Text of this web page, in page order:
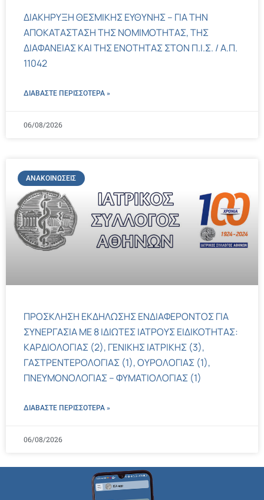
ΔΙΑΚΗΡΥΞΗ ΘΕΣΜΙΚΗΣ ΕΥΘΥΝΗΣ – ΓΙΑ ΤΗΝ
ΑΠΟΚΑΤΑΣΤΑΣΗ ΤΗΣ ΝΟΜΙΜΟΤΗΤΑΣ, ΤΗΣ
ΔΙΑΦΑΝΕΙΑΣ ΚΑΙ ΤΗΣ ΕΝΟΤΗΤΑΣ ΣΤΟΝ Π.Ι.Σ. / Α.Π.
11042
ΔΙΑΒΑΣΤΕ ΠΕΡΙΣΣΌΤΕΡΑ »
06/08/2026
ΑΝΑΚΟΙΝΏΣΕΙΣ
ΠΡΟΣΚΛΗΣΗ ΕΚΔΗΛΩΣΗΣ ΕΝΔΙΑΦΕΡΟΝΤΟΣ ΓΙΑ
ΣΥΝΕΡΓΑΣΙΑ ΜΕ 8 ΙΔΙΩΤΕΣ ΙΑΤΡΟΥΣ ΕΙΔΙΚΟΤΗΤΑΣ:
ΚΑΡΔΙΟΛΟΓΙΑΣ (2), ΓΕΝΙΚΗΣ ΙΑΤΡΙΚΗΣ (3),
ΓΑΣΤΡΕΝΤΕΡΟΛΟΓΙΑΣ (1), ΟΥΡΟΛΟΓΙΑΣ (1),
ΠΝΕΥΜΟΝΟΛΟΓΙΑΣ – ΦΥΜΑΤΙΟΛΟΓΙΑΣ (1)
ΔΙΑΒΑΣΤΕ ΠΕΡΙΣΣΌΤΕΡΑ »
06/08/2026